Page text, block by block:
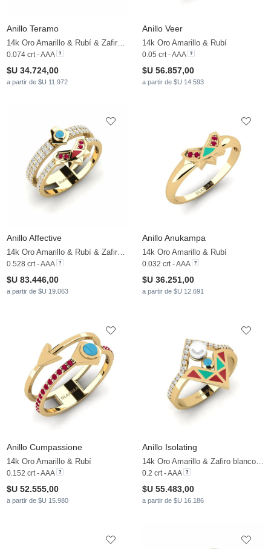
Anillo Teramo
14k Oro Amarillo & Rubí & Zafiro blanco
0.074 crt - AAA
$U 34.724,00
a partir de $U 11.972
Anillo Veer
14k Oro Amarillo & Rubí
0.05 crt - AAA
$U 56.857,00
a partir de $U 14.593
Anillo Affective
14k Oro Amarillo & Rubí & Zafiro blanco
0.528 crt - AAA
$U 83.446,00
a partir de $U 19.063
Anillo Anukampa
14k Oro Amarillo & Rubí
0.032 crt - AAA
$U 36.251,00
a partir de $U 12.691
Anillo Cumpassione
14k Oro Amarillo & Rubí
0.152 crt - AAA
$U 52.555,00
a partir de $U 15.980
Anillo Isolating
14k Oro Amarillo & Zafiro blanco & Perla blanca
0.2 crt - AAA
$U 55.483,00
a partir de $U 16.186